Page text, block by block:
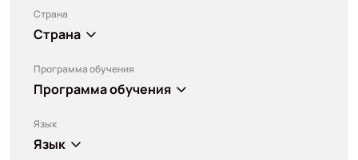
Страна
Страна
Программа обучения
Программа обучения
Язык
Язык